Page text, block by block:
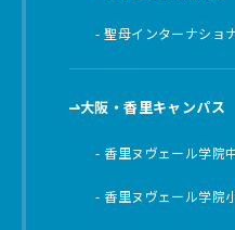
聖母インターナショ
大阪・香里キャンパス
香里ヌヴェール学院
香里ヌヴェール学院